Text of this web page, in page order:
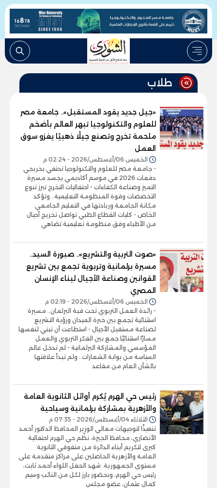
طلاب
«جيل جديد يقود المستقبل».. جامعة مصر
للعلوم والتكنولوجيا تبهر العالم بأضخم
ملحمة تخرج وتصنع جيلًا ذهبيًا يغزو سوق
العمل
الخميس 06/أغسطس/2026 - 02:24 م
- جامعة مصر للعلوم والتكنولوجيا تحتفي بخريجي
دفعات 2026 في موسم أكاديمي يجسد مسيرة
التميز وصناعة الكفاءات - احتفاليات التخرج تبرز تنوع
التخصصات وقوة المنظومة التعليمية.. وتؤكد
مكانة الجامعة وريادتها في التعليم الجامعي
الخاص - كليات القطاع الطبي تواصل تخريج أجيال
من الأطباء وفق منظومة تعليمية تضاهي
«صوت التربية والتشريع».. صبورة السيد..
مسيرة برلمانية وتربوية تجمع بين تشريع
القوانين وصناعة الأجيال لبناء الإنسان
المصري
الخميس 06/أغسطس/2026 - 02:19 م
- رائدة العمل التربوي تحت قبة البرلمان.. مسيرة
استثنائية تجمع بين خبرة الميدان ورؤية التشريع
لصناعة مستقبل الأجيال - استطاعت أن تبني لنفسها
مسارًا استثنائيًا جمع بين الفكر التربوي والعمل
المؤسسي والمشاركة البرلمانية - لم تدخل عالم
السياسة من بوابة الشعارات.. ولم تبدأ علاقتها
بالشأن العام من مقاعد
رئيس حي الهرم يُكرم أوائل الثانوية العامة
والأزهرية بمشاركة برلمانية وسياحية
الثلاثاء 04/أغسطس/2026 - 07:35 م
تنفيذًا لتوجيهات معالي الوزير المحافظ الدكتور أحمد
الأنصاري، محافظ الجيزة، نظّم حي الهرم احتفالية
كبرى لتكريم أبناء الدائرة من متفوقي الثانوية
العامة والأزهرية الحاصلين على مراكز متقدمة على
مستوى الجمهورية. شهد الحفل اللواء أحمد ثابت،
رئيس حي الهرم، وبحضور بارز لكل من النائب وسيم
كمال عثمان، عضو مجلس